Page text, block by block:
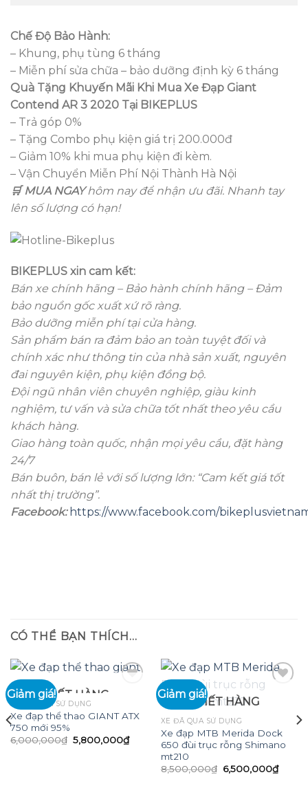
Chế Độ Bảo Hành:
– Khung, phụ tùng 6 tháng
– Miễn phí sửa chữa – bảo dưỡng định kỳ 6 tháng
Quà Tặng Khuyến Mãi Khi Mua Xe Đạp Giant
Contend AR 3 2020 Tại BIKEPLUS
– Trả góp 0%
– Tặng Combo phụ kiện giá trị 200.000đ
– Giảm 10% khi mua phụ kiện đi kèm.
– Vận Chuyển Miễn Phí Nội Thành Hà Nội
🛒 MUA NGAYhôm nay để nhận ưu đãi. Nhanh tay
lên số lượng có hạn!
BIKEPLUS xin cam kết:
Bán xe chính hãng – Bảo hành chính hãng – Đảm
bảo nguồn gốc xuất xứ rõ ràng.
Bảo dưỡng miễn phí tại cửa hàng.
Sản phẩm bán ra đảm bảo an toàn tuyệt đối và
chính xác như thông tin của nhà sản xuất, nguyên
đai nguyên kiện, phụ kiện đồng bộ.
Đội ngũ nhân viên chuyên nghiệp, giàu kinh
nghiệm, tư vấn và sửa chữa tốt nhất theo yêu cầu
khách hàng.
Giao hàng toàn quốc, nhận mọi yêu cầu, đặt hàng
24/7
Bán buôn, bán lẻ với số lượng lớn: “Cam kết giá tốt
nhất thị trường”.
Facebook: https://www.facebook.com/
CÓ THỂ BẠN THÍCH…
Giảm giá!
Add to
HẾT HÀNG
XE ĐÃ QUA SỬ DỤNG
Xe đạp thể thao GIANT ATX
750 mới 95%
6,000,000₫ Giá
gốc
5,800,000₫Giá
hiện
5,800,000₫.
Giảm giá!
HẾT HÀNG
XE ĐÃ QUA SỬ DỤNG
Xe đạp MTB Merida Dock
650 đùi trục rỗng Shimano
mt210
8,500,000₫ Giá
gốc
6,500,000₫Giá
hiện